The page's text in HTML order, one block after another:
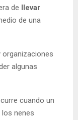
de llevar
de una
algunas
cuando un
los nenes